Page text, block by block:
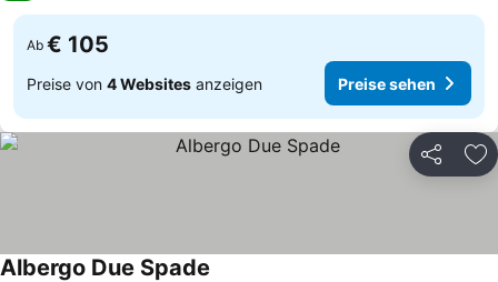
Ab € 105
Preise von 4 Websites anzeigen Preise sehen
Teilen
Albergo Due Spade